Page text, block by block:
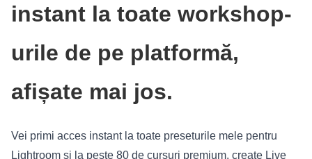
instant la toate workshop-
urile de pe platformă,
afișate mai jos.
Vei primi acces instant la toate preseturile mele pentru
Lightroom și la peste 80 de cursuri premium, create Live